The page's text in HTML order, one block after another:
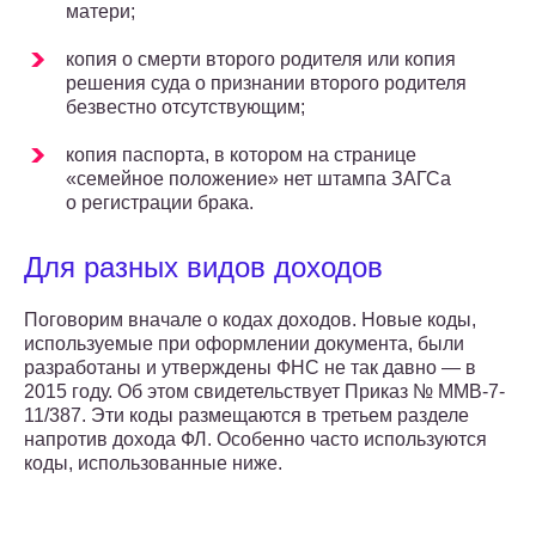
матери;
копия о смерти второго родителя или копия
решения суда о признании второго родителя
безвестно отсутствующим;
копия паспорта, в котором на странице
«семейное положение» нет штампа ЗАГСа
о регистрации брака.
Для разных видов доходов
Поговорим вначале о кодах доходов. Новые коды,
используемые при оформлении документа, были
разработаны и утверждены ФНС не так давно — в
2015 году. Об этом свидетельствует Приказ № ММВ-7-
11/387. Эти коды размещаются в третьем разделе
напротив дохода ФЛ. Особенно часто используются
коды, использованные ниже.